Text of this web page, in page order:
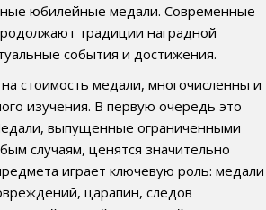
юбилейные медали. Современные
традиции наградной
события и достижения.
стоимость медали, многочисленны и
изучения. В первую очередь это
выпущенные ограниченными
случаям, ценятся значительно
играет ключевую роль: медали
царапин, следов